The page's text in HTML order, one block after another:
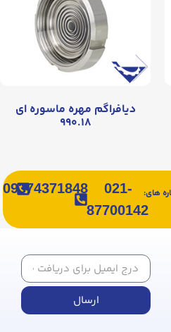
دیافراگم مهره ماسوره ای
۹۹۰.۱۸
های:
021-
87700142
09374371848
ارسال